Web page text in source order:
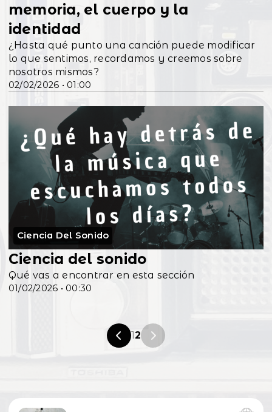
02/02/2026 • 01:00
memoria, el cuerpo y la
identidad
¿Hasta qué punto una canción puede modificar
lo que sentimos, recordamos y creemos sobre
nosotros mismos?
Ciencia Del Sonido
01/02/2026 • 00:30
Ciencia del sonido
Qué vas a encontrar en esta sección
12